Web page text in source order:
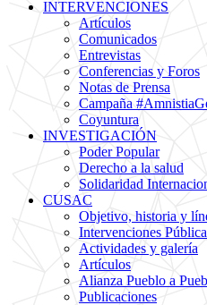
INTERVENCIONES
Artículos
Comunicados
Entrevistas
Conferencias y Foros
Notas de Prensa
Campaña
Coyuntura
INVESTIGACIÓN
Poder Popular
Derecho a la salud
Solidaridad
CUSAC
Objetivo, historia y
Intervenciones
Actividades y galería
Artículos
Alianza Pueblo a
Publicaciones